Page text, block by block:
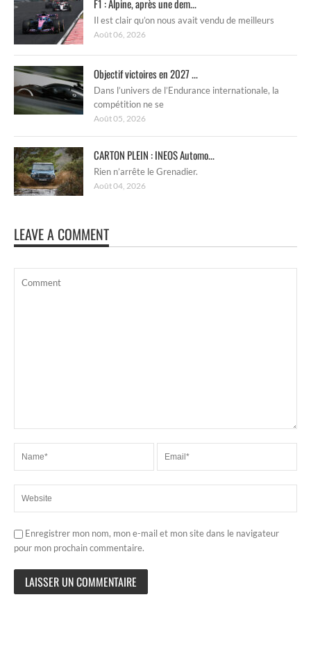
F1 : Alpine, après une dem...
Il est clair qu’on nous avait vendu de meilleurs
Août 06, 2026
Objectif victoires en 2027 ...
Dans l’univers de l’Endurance internationale, la
compétition ne se
Août 05, 2026
CARTON PLEIN : INEOS Automo...
Rien n’arrête le Grenadier.
Août 04, 2026
LEAVE A COMMENT
Enregistrer mon nom, mon e-mail et mon site dans le navigateur
pour mon prochain commentaire.